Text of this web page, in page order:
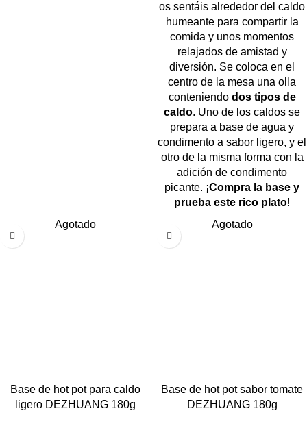
os sentáis alrededor del caldo
humeante para compartir la
comida y unos momentos
relajados de amistad y
diversión. Se coloca en el
centro de la mesa una olla
conteniendo dos tipos de
caldo. Uno de los caldos se
prepara a base de agua y
condimento a sabor ligero, y el
otro de la misma forma con la
adición de condimento
picante. ¡Compra la base y
prueba este rico plato!
Agotado
Base de hot pot para caldo
ligero DEZHUANG 180g
Agotado
Base de hot pot sabor tomate
DEZHUANG 180g